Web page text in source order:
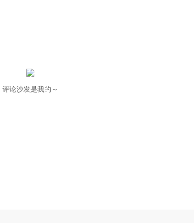
评论沙发是我的～